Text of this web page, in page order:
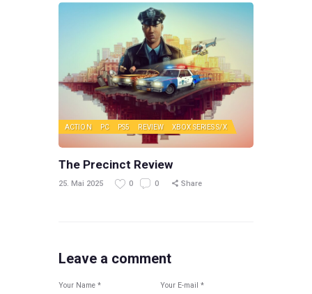
ACTION PC PS5 REVIEW XBOX SERIES S/X
The Precinct Review
25. Mai 2025 0 0 Share
Leave a comment